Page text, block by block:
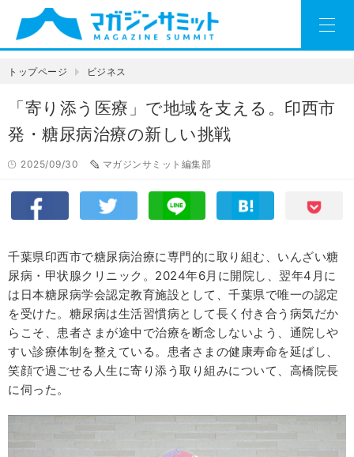
トップページ ビジネス
「寄り添う医療」で地域を支える。印西市
発・糖尿病治療の新しい挑戦
2025/09/30 マガジンサミット編集部
千葉県印西市で糖尿病治療に専門的に取り組む、いんざい糖
尿病・甲状腺クリニック。2024年6月に開院し、翌年4月に
は日本糖尿病学会認定教育施設として、千葉県で唯一の認定
を受けた。糖尿病は生活習慣病として長く付き合う病気だか
らこそ、患者さまが途中で治療を断念しないよう、通院しや
すい診療体制を整えている。患者さまの健康寿命を延ばし、
笑顔で過ごせる人生に寄り添う取り組みについて、高橋院長
に伺った。